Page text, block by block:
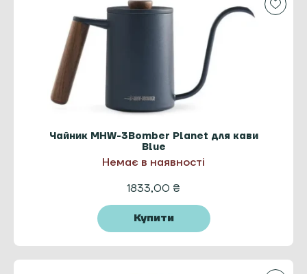
Чайник MHW-3Bomber Planet для кави
Blue
Немає в наявності
1833,00 ₴
Купити